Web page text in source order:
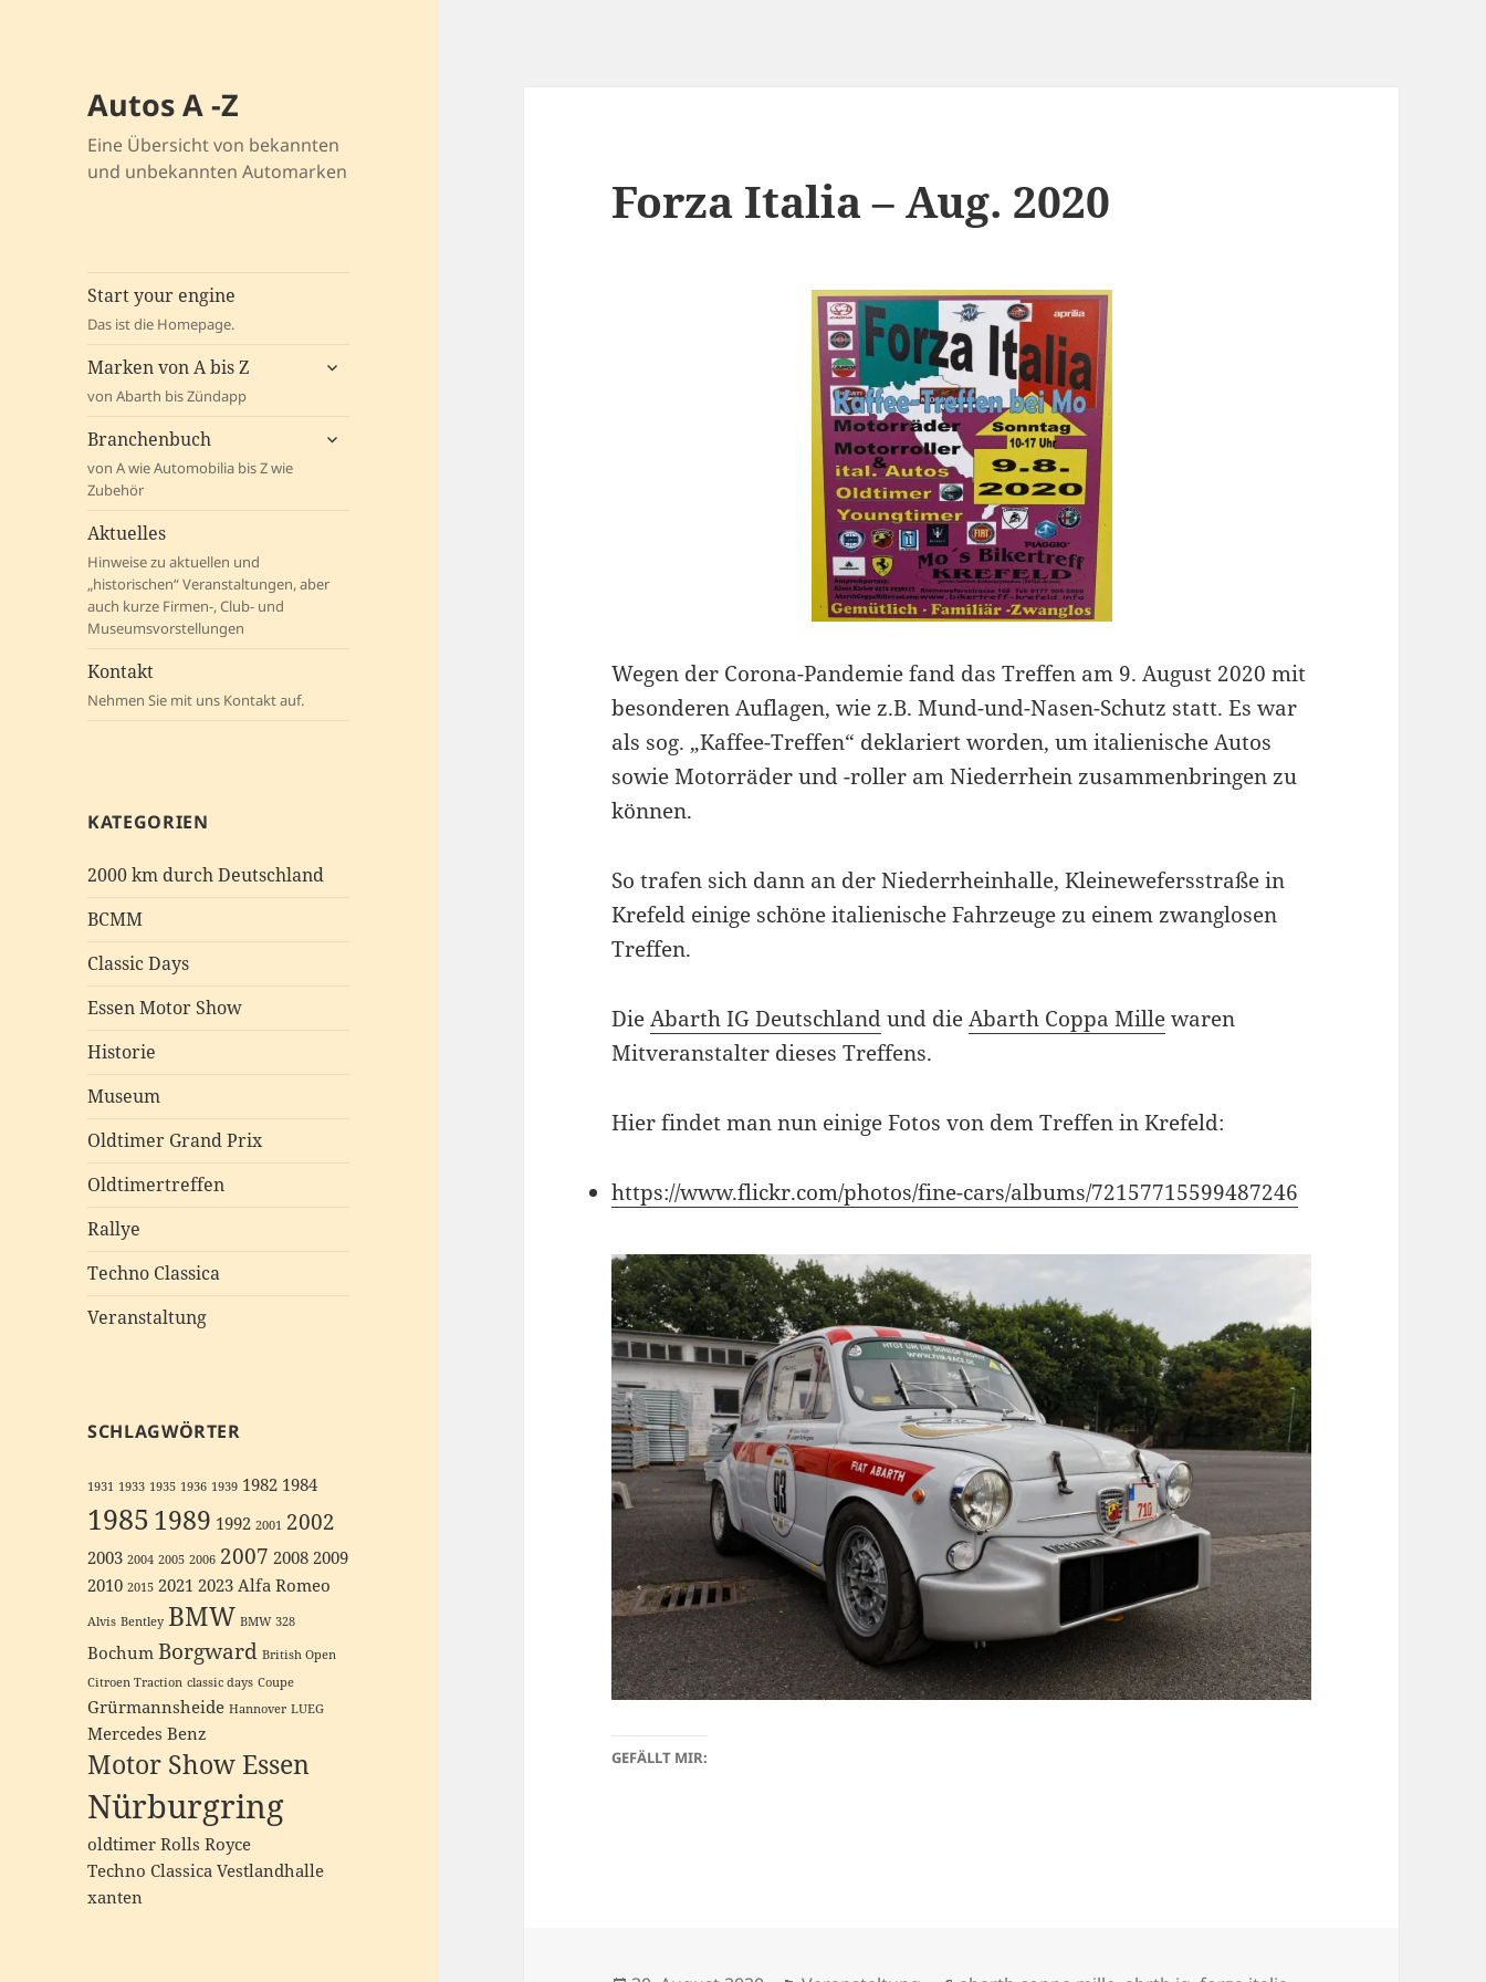
Autos A -Z
Eine Übersicht von bekannten
und unbekannten Automarken
Start your engine
Das ist die Homepage.
Marken von A bis Z
von Abarth bis Zündapp
untermenü
Branchenbuch
von A wie Automobilia bis Z wie
Zubehör
untermenü
Aktuelles
Hinweise zu aktuellen und
„historischen“ Veranstaltungen, aber
auch kurze Firmen-, Club- und
Museumsvorstellungen
Kontakt
Nehmen Sie mit uns Kontakt auf.
KATEGORIEN
2000 km durch Deutschland
BCMM
Classic Days
Essen Motor Show
Historie
Museum
Oldtimer Grand Prix
Oldtimertreffen
Rallye
Techno Classica
Veranstaltung
SCHLAGWÖRTER
1931 1933 1935 1936 1939 1982 1984
19851989 1992 2001 2002
2003 2004 2005 2006 2007 20082009
2010 2015 2021 2023Alfa Romeo
Alvis Bentley BMW BMW 328
BochumBorgward British Open
Citroen Traction classic days Coupe
Grürmannsheide Hannover LUEG
Mercedes Benz
Motor Show Essen
Nürburgring
oldtimerRolls Royce
Techno ClassicaVestlandhalle
xanten
Forza Italia – Aug. 2020
Wegen der Corona-Pandemie fand das Treffen am 9. August 2020 mit
besonderen Auflagen, wie z.B. Mund-und-Nasen-Schutz statt. Es war
als sog. „Kaffee-Treffen“ deklariert worden, um italienische Autos
sowie Motorräder und -roller am Niederrhein zusammenbringen zu
können.
So trafen sich dann an der Niederrheinhalle, Kleinewefersstraße in
Krefeld einige schöne italienische Fahrzeuge zu einem zwanglosen
Treffen.
DieAbarth IG Deutschlandund dieAbarth Coppa Millewaren
Mitveranstalter dieses Treffens.
Hier findet man nun einige Fotos von dem Treffen in Krefeld:
https://www.flickr.com/photos/fine-cars/albums/72157715599487246
GEFÄLLT MIR: